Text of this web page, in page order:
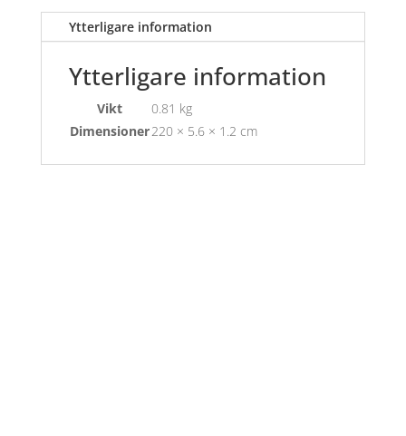
Ytterligare information
Ytterligare information
Vikt
0.81 kg
Dimensioner220 × 5.6 × 1.2 cm